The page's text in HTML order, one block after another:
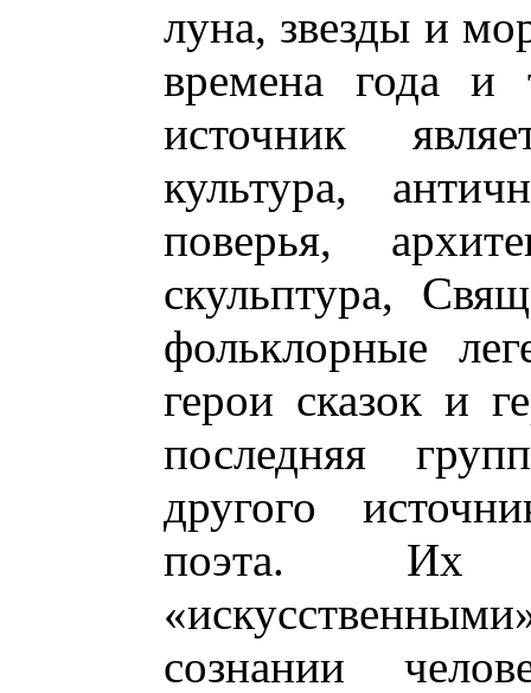
луна, звезды и
времена года
источник
культура,
поверья,
скульптура,
фольклорные
герои сказок и
последняя
другого
поэта. Их
сознании